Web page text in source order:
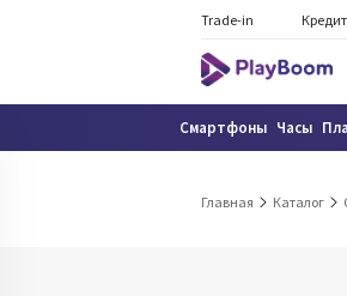
Trade-in Кредит
Смартфоны Часы
Главная Каталог